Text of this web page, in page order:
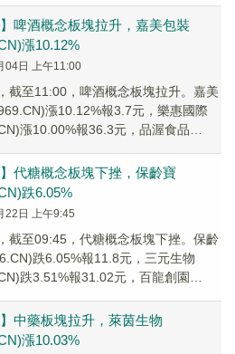
】啤酒概念板塊拉升，嘉美包裝
漲10.12%
04日 上午11:00
截至11:00，啤酒概念板塊拉升。嘉美
漲10.12%報3.7元，樂惠國際
漲10.00%報36.3元，品渥食品
】代糖概念板塊下挫，保齡寶
跌6.05%
22日 上午9:45
截至09:45，代糖概念板塊下挫。保齡
跌6.05%報11.8元，三元生物
跌3.51%報31.02元，百龍創園
】中藥板塊拉升，萊茵生物
漲10.03%